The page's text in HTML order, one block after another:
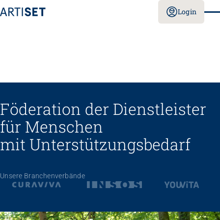
Login
Föderation der Dienstleister
für Menschen
mit Unterstützungs­bedarf
Unsere Branchenverbände